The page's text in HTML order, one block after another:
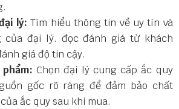
lý: Tìm hiểu thông tin về uy tín và
của đại lý. đọc đánh giá từ khách
giá độ tin cậy.
Chọn đại lý cung cấp ắc quy
gốc rõ ràng để đảm bảo chất
ắc quy sau khi mua.